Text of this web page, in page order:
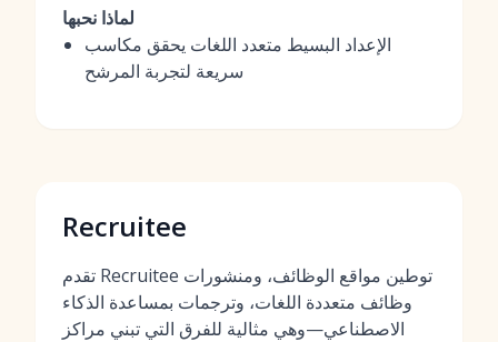
لماذا نحبها
الإعداد البسيط متعدد اللغات يحقق مكاسب
سريعة لتجربة المرشح
Recruitee
تقدم Recruitee توطين مواقع الوظائف، ومنشورات
وظائف متعددة اللغات، وترجمات بمساعدة الذكاء
الاصطناعي—وهي مثالية للفرق التي تبني مراكز